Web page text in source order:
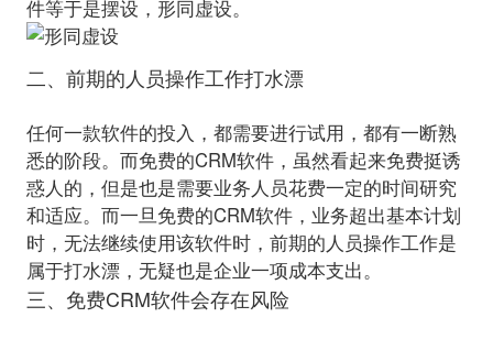
二、前期的人员操作工作打水漂
任何一款软件的投入，都需要进行试用，都有一断熟
悉的阶段。而免费的CRM软件，虽然看起来免费挺诱
惑人的，但是也是需要业务人员花费一定的时间研究
和适应。而一旦免费的CRM软件，业务超出基本计划
时，无法继续使用该软件时，前期的人员操作工作是
三、免费CRM软件会存在风险